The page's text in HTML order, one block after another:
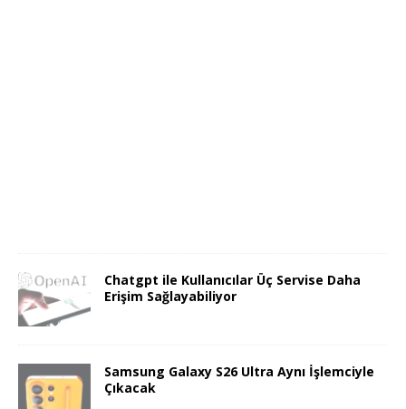
Chatgpt ile Kullanıcılar Üç Servise Daha
Erişim Sağlayabiliyor
Samsung Galaxy S26 Ultra Aynı İşlemciyle
Çıkacak